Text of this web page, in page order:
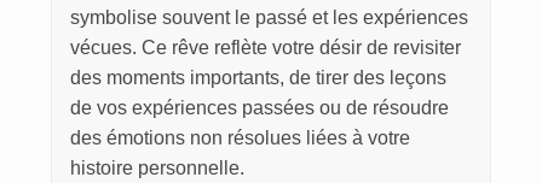
symbolise souvent le passé et les expériences
vécues. Ce rêve reflète votre désir de revisiter
des moments importants, de tirer des leçons
de vos expériences passées ou de résoudre
des émotions non résolues liées à votre
histoire personnelle.